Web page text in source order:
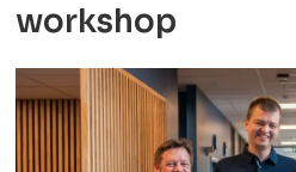
workshop